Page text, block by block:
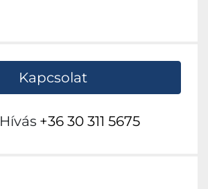
Kapcsolat
Hívás +36 30 311 5675